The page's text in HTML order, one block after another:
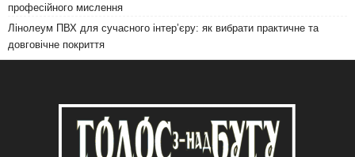
професійного мислення
Лінолеум ПВХ для сучасного інтер’єру: як вибрати практичне та
довговічне покриття